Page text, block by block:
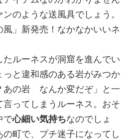
のような送風具でしょう。
」新発売！なかなかいいネ
たルーネスが洞窟を進んでい
っと違和感のある岩がみつか
あの岩 なんか変だぞ」と一
言ってしまうルーネス。おそ
で心細い気持ちなのでしょ
の町で、プチ迷子になってし